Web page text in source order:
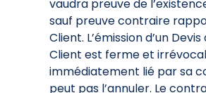
vaudra preuve de
sauf preuve contraire
Client. L’émission d’un
Client est ferme et
immédiatement lié par sa
peut pas l’annuler. Le